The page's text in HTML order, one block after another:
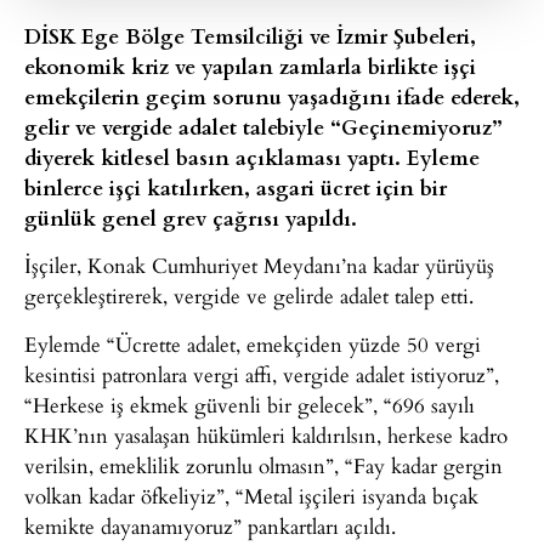
DİSK Ege Bölge Temsilciliği ve İzmir Şubeleri,
ekonomik kriz ve yapılan zamlarla birlikte işçi
emekçilerin geçim sorunu yaşadığını ifade ederek,
gelir ve vergide adalet talebiyle “Geçinemiyoruz”
diyerek kitlesel basın açıklaması yaptı. Eyleme
binlerce işçi katılırken, asgari ücret için bir
günlük genel grev çağrısı yapıldı.
İşçiler, Konak Cumhuriyet Meydanı’na kadar yürüyüş
gerçekleştirerek, vergide ve gelirde adalet talep etti.
Eylemde “Ücrette adalet, emekçiden yüzde 50 vergi
kesintisi patronlara vergi affı, vergide adalet istiyoruz”,
“Herkese iş ekmek güvenli bir gelecek”, “696 sayılı
KHK’nın yasalaşan hükümleri kaldırılsın, herkese kadro
verilsin, emeklilik zorunlu olmasın”, “Fay kadar gergin
volkan kadar öfkeliyiz”, “Metal işçileri isyanda bıçak
kemikte dayanamıyoruz” pankartları açıldı.